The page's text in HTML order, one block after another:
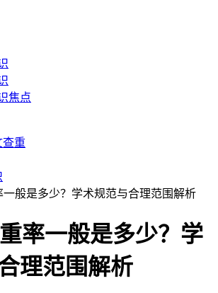
焦点
查重
般是多少？学术规范与合理范围解析
率一般是多少？学
理范围解析